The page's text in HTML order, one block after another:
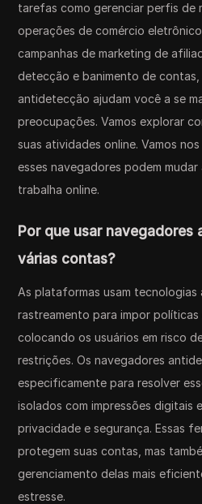
tarefas como gerenciar perfis de
operações de comércio
campanhas de marketing de
detecção e banimento de
antidetecção ajudam você a se
preocupações. Vamos explorar
suas atividades online. Vamos
esses navegadores podem
trabalha online.
Por que usar
várias contas?
As plataformas usam tecnologias
rastreamento para impor
colocando os usuários em risco
restrições. Os navegadores
especificamente para resolver
isolados com impressões digitais
privacidade e segurança. Essas
protegem suas contas, mas
gerenciamento delas mais
estresse.